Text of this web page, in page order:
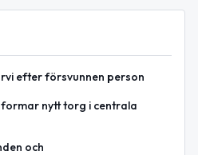
efter försvunnen person
nytt torg i centrala
och